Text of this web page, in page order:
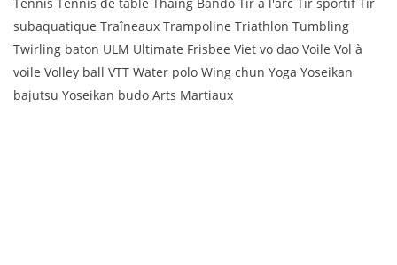
subaquatique Traîneaux Trampoline Triathlon Tumbling
Twirling baton ULM Ultimate Frisbee Viet vo dao Voile Vol à
voile Volley ball VTT Water polo Wing chun Yoga Yoseikan
bajutsu Yoseikan budo Arts Martiaux